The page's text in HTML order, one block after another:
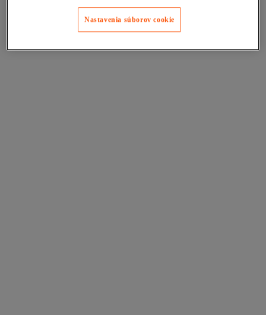
Nastavenia súborov cookie